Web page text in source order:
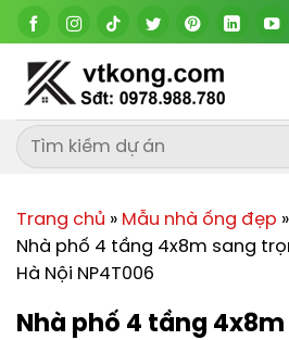
Chuyển
đến
dung
Trang chủ » Mẫu nhà ống đẹp »
Nhà phố 4 tầng 4x8m sang
Hà Nội NP4T006
Nhà phố 4 tầng